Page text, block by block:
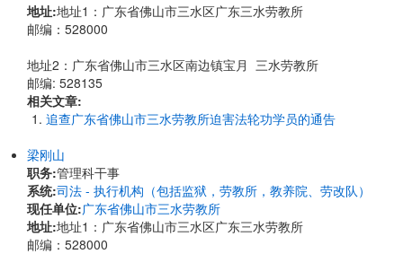
地址:​地址1：广东省佛山市三水区广东三水劳教所
邮编：528000
地址2：广东省佛山市三水区南边镇宝月 三水劳教所
邮编: 528135
相关文章:
追查广东省佛山市三水劳教所迫害法轮功学员的通告
梁刚山
职务:管理科干事
系统:司法 - 执行机构（包括监狱，劳教所，教养院、劳改队）
现任单位:广东省佛山市三水劳教所
地址:​地址1：广东省佛山市三水区广东三水劳教所
邮编：528000